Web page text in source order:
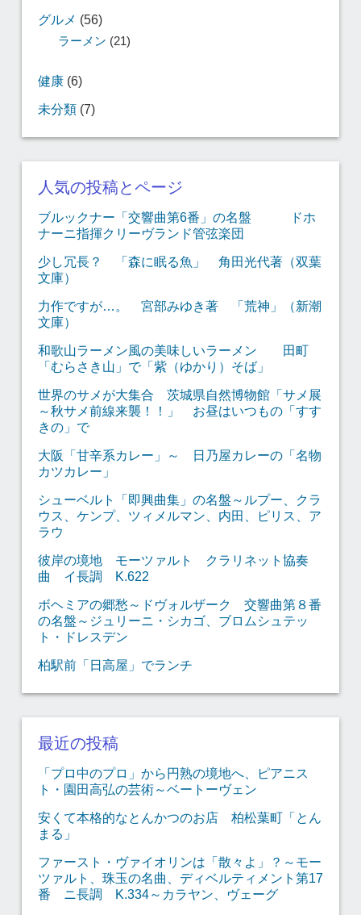
グルメ (56)
ラーメン (21)
健康(6)
未分類(7)
人気の投稿とページ
ブルックナー「交響曲第6番」の名盤 ドホ
ナーニ指揮クリーヴランド管弦楽団
少し冗長？ 「森に眠る魚」 角田光代著（双葉
文庫）
力作ですが…。 宮部みゆき著 「荒神」（新潮
文庫）
和歌山ラーメン風の美味しいラーメン 田町
「むらさき山」で「紫（ゆかり）そば」
世界のサメが大集合 茨城県自然博物館「サメ展
～秋サメ前線来襲！！」 お昼はいつもの「すす
きの」で
大阪「甘辛系カレー」～ 日乃屋カレーの「名物
カツカレー」
シューベルト「即興曲集」の名盤～ルプー、クラ
ウス、ケンプ、ツィメルマン、内田、ピリス、ア
ラウ
彼岸の境地 モーツァルト クラリネット協奏
曲 イ長調 K.622
ボヘミアの郷愁～ドヴォルザーク 交響曲第８番
の名盤～ジュリーニ・シカゴ、ブロムシュテッ
ト・ドレスデン
柏駅前「日高屋」でランチ
最近の投稿
「プロ中のプロ」から円熟の境地へ、ピアニス
ト・園田高弘の芸術～ベートーヴェン
安くて本格的なとんかつのお店 柏松葉町「とん
まる」
ファースト・ヴァイオリンは「散々よ」？～モー
ツァルト、珠玉の名曲、ディベルティメント第17
番 ニ長調 K.334～カラヤン、ヴェーグ